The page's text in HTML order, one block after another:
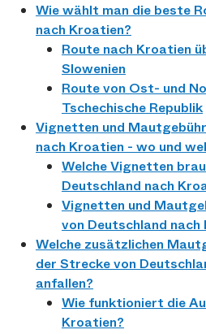
Wie wählt man die beste
nach Kroatien?
Route nach Kroatien
Slowenien
Route von Ost- und
Tschechische Republik
Vignetten und
nach Kroatien - wo und
Welche Vignetten
Deutschland nach
Vignetten und
von Deutschland nach
Welche zusätzlichen
der Strecke von
anfallen?
Wie funktioniert die
Kroatien?